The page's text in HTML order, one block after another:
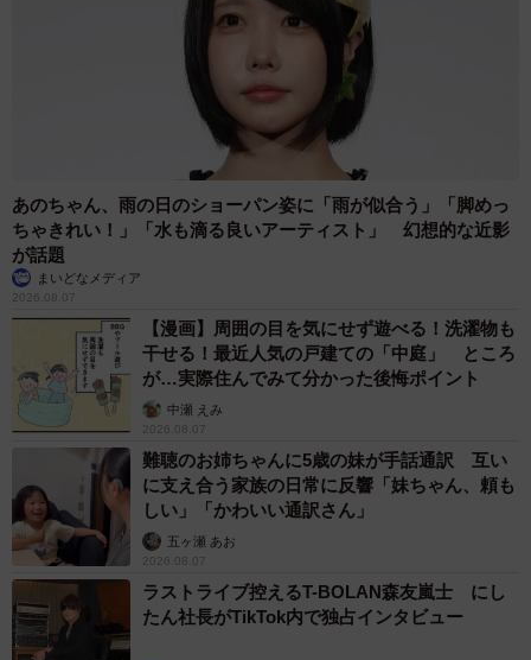
あのちゃん、雨の日のショーパン姿に「雨が似合う」「脚めっ
ちゃきれい！」「水も滴る良いアーティスト」 幻想的な近影
が話題
まいどなメディア
2026.08.07
【漫画】周囲の目を気にせず遊べる！洗濯物も
干せる！最近人気の戸建ての「中庭」 ところ
が…実際住んでみて分かった後悔ポイント
中瀬 えみ
2026.08.07
難聴のお姉ちゃんに5歳の妹が手話通訳 互い
に支え合う家族の日常に反響「妹ちゃん、頼も
しい」「かわいい通訳さん」
五ヶ瀬 あお
2026.08.07
ラストライブ控えるT-BOLAN森友嵐士 にし
たん社長がTikTok内で独占インタビュー